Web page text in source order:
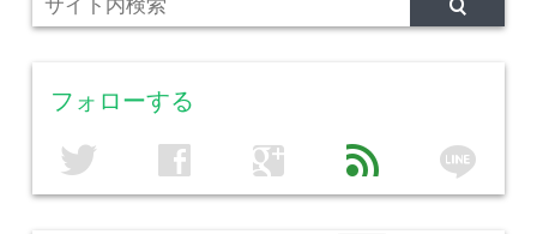
フォローする
twitter facebook google feed line